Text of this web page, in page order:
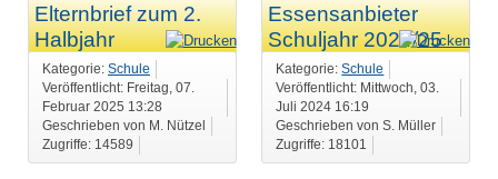
Elternbrief zum 2.
Halbjahr
Kategorie: Schule
Veröffentlicht: Freitag, 07.
Februar 2025 13:28
Geschrieben von M. Nützel
Zugriffe: 14589
Essensanbieter
Schuljahr 2024/25
Kategorie:Schule
Veröffentlicht: Mittwoch, 03.
Juli 2024 16:19
Geschrieben von S. Müller
Zugriffe: 18101